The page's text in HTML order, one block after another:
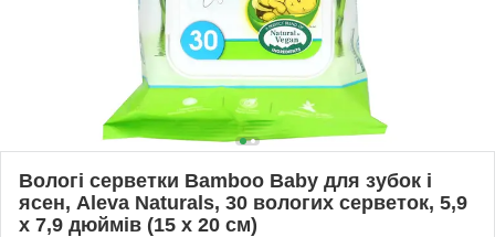
Вологі серветки Bamboo Baby для зубок і
ясен, Aleva Naturals, 30 вологих серветок, 5,9
x 7,9 дюймів (15 x 20 см)